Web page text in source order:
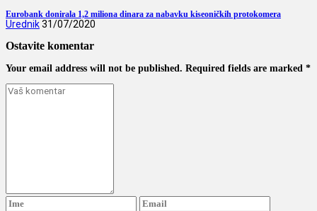
Eurobank donirala 1,2 miliona dinara za nabavku kiseoničkih protokomera
Urednik31/07/2020
Ostavite komentar
Your email address will not be published. Required fields are marked *